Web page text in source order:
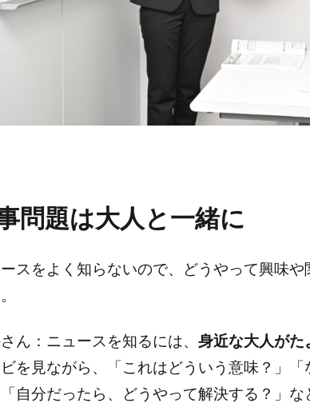
問題は大人と一緒に
スをよく知らないので、どうやって興味
ん：ニュースを知るには、 身近な大人がた
を見ながら、「これはどういう意味？」
自分だったら、どうやって解決する？」